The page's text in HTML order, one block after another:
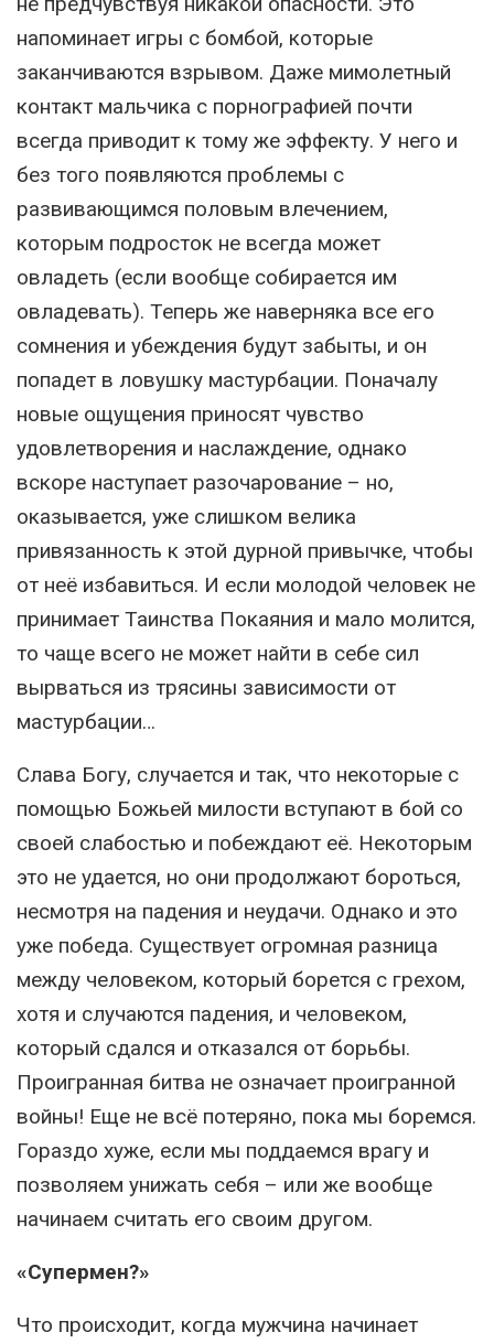
напоминает игры с бомбой, которые
заканчиваются взрывом. Даже мимолетный
контакт мальчика с порнографией почти
всегда приводит к тому же эффекту. У него и
без того появляются проблемы с
развивающимся половым влечением,
которым подросток не всегда может
овладеть (если вообще собирается им
овладевать). Теперь же наверняка все его
сомнения и убеждения будут забыты, и он
попадет в ловушку мастурбации. Поначалу
новые ощущения приносят чувство
удовлетворения и наслаждение, однако
вскоре наступает разочарование – но,
оказывается, уже слишком велика
привязанность к этой дурной привычке, чтобы
от неё избавиться. И если молодой человек не
принимает Таинства Покаяния и мало молится,
то чаще всего не может найти в себе сил
вырваться из трясины зависимости от
мастурбации…
Слава Богу, случается и так, что некоторые с
помощью Божьей милости вступают в бой со
своей слабостью и побеждают её. Некоторым
это не удается, но они продолжают бороться,
несмотря на падения и неудачи. Однако и это
уже победа. Существует огромная разница
между человеком, который борется с грехом,
хотя и случаются падения, и человеком,
который сдался и отказался от борьбы.
Проигранная битва не означает проигранной
войны! Еще не всё потеряно, пока мы боремся.
Гораздо хуже, если мы поддаемся врагу и
позволяем унижать себя – или же вообще
начинаем считать его своим другом.
«Супермен?»
Что происходит, когда мужчина начинает